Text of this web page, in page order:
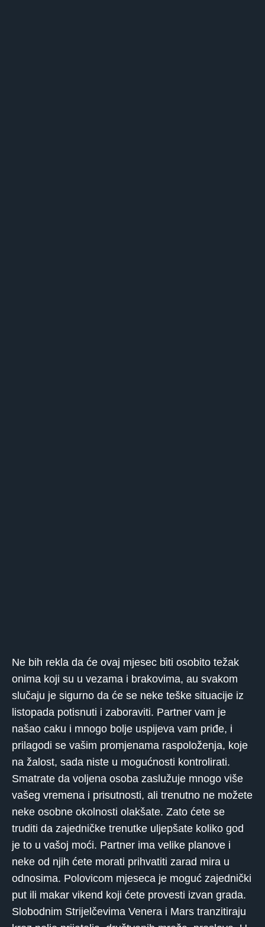
Ne bih rekla da će ovaj mjesec biti osobito težak
onima koji su u vezama i brakovima, au svakom
slučaju je sigurno da će se neke teške situacije iz
listopada potisnuti i zaboraviti. Partner vam je
našao caku i mnogo bolje uspijeva vam priđe, i
prilagodi se vašim promjenama raspoloženja, koje
na žalost, sada niste u mogućnosti kontrolirati.
Smatrate da voljena osoba zaslužuje mnogo više
vašeg vremena i prisutnosti, ali trenutno ne možete
neke osobne okolnosti olakšate. Zato ćete se
truditi da zajedničke trenutke uljepšate koliko god
je to u vašoj moći. Partner ima velike planove i
neke od njih ćete morati prihvatiti zarad mira u
odnosima. Polovicom mjeseca je moguć zajednički
put ili makar vikend koji ćete provesti izvan grada.
Slobodnim Strijelčevima Venera i Mars tranzitiraju